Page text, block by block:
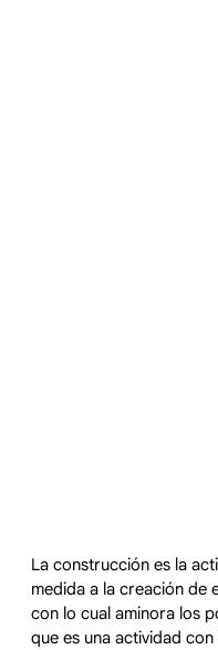
La construcción es la
medida a la creación de
con lo cual aminora los
que es una actividad